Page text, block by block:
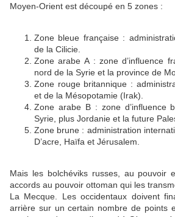
Moyen-Orient est découpé en 5 zones :
Zone bleue française :
de la Cilicie.
Zone arabe A : zone d’influence
nord de la Syrie et la province de
Zone rouge britannique :
et de la Mésopotamie (Irak).
Zone arabe B : zone d’influence
Syrie, plus Jordanie et la future
Zone brune : administration
D’acre, Haïfa et Jérusalem.
Mais les bolchéviks russes, au pouvoir
accords au pouvoir ottoman qui les
La Mecque. Les occidentaux doivent
arrière sur un certain nombre de points